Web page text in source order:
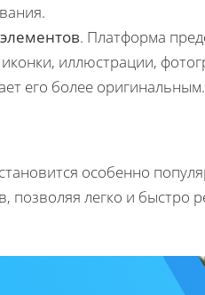
. Платформа
иллюстрации,
его более оригинальным.
особенно
позволяя легко и быстро